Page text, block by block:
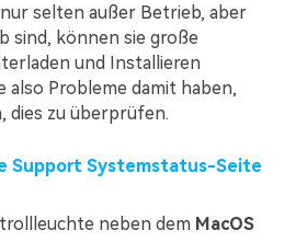
selten außer Betrieb, aber
sind, können sie große
und Installieren
also Probleme damit haben,
dies zu überprüfen.
Support Systemstatus-Seite
neben dem MacOS